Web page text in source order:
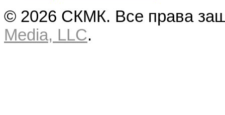
© 2026 СКМК. Все права
Media, LLC.